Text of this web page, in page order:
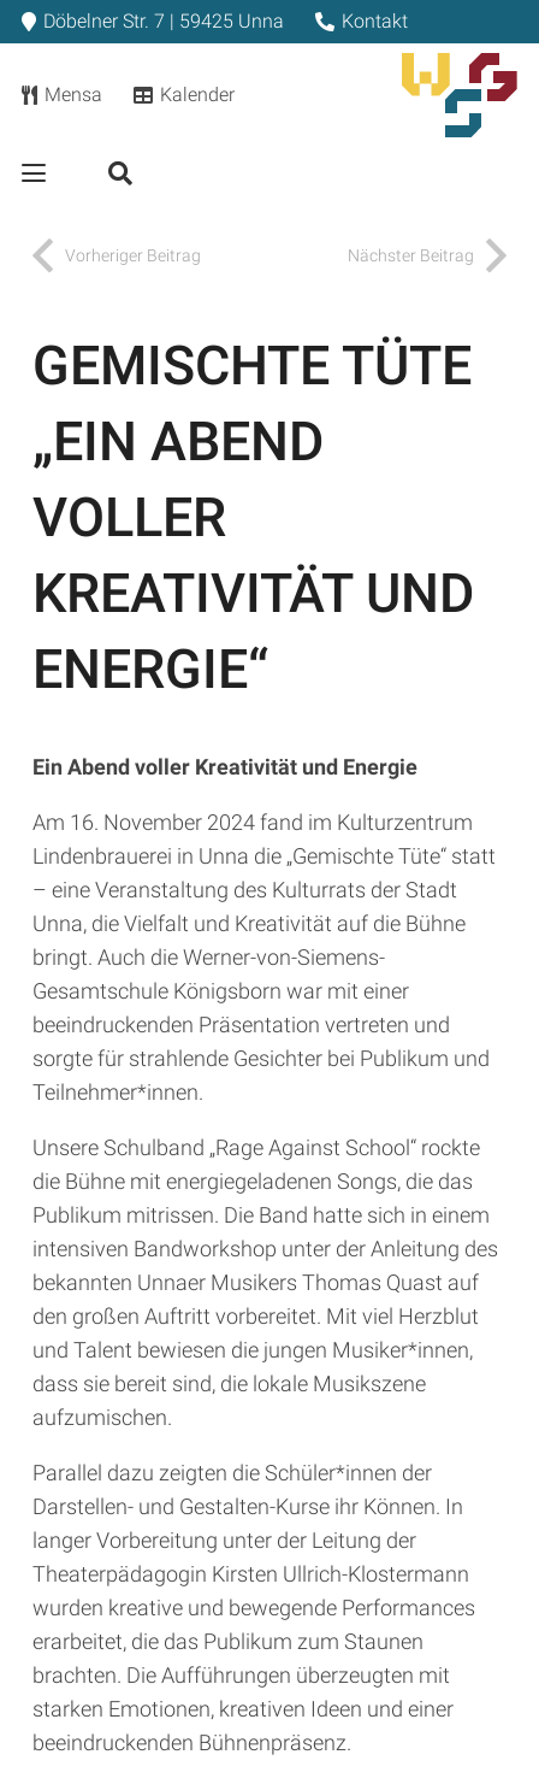
Döbelner Str. 7 | 59425 Unna Kontakt
Mensa Kalender
Vorheriger Beitrag Nächster Beitrag
GEMISCHTE TÜTE
„EIN ABEND
VOLLER
KREATIVITÄT UND
ENERGIE“
Ein Abend voller Kreativität und Energie
Am 16. November 2024 fand im Kulturzentrum
Lindenbrauerei in Unna die „Gemischte Tüte“ statt
– eine Veranstaltung des Kulturrats der Stadt
Unna, die Vielfalt und Kreativität auf die Bühne
bringt. Auch die Werner-von-Siemens-
Gesamtschule Königsborn war mit einer
beeindruckenden Präsentation vertreten und
sorgte für strahlende Gesichter bei Publikum und
Teilnehmer*innen.
Unsere Schulband „Rage Against School“ rockte
die Bühne mit energiegeladenen Songs, die das
Publikum mitrissen. Die Band hatte sich in einem
intensiven Bandworkshop unter der Anleitung des
bekannten Unnaer Musikers Thomas Quast auf
den großen Auftritt vorbereitet. Mit viel Herzblut
und Talent bewiesen die jungen Musiker*innen,
dass sie bereit sind, die lokale Musikszene
aufzumischen.
Parallel dazu zeigten die Schüler*innen der
Darstellen- und Gestalten-Kurse ihr Können. In
langer Vorbereitung unter der Leitung der
Theaterpädagogin Kirsten Ullrich-Klostermann
wurden kreative und bewegende Performances
erarbeitet, die das Publikum zum Staunen
brachten. Die Aufführungen überzeugten mit
starken Emotionen, kreativen Ideen und einer
beeindruckenden Bühnenpräsenz.